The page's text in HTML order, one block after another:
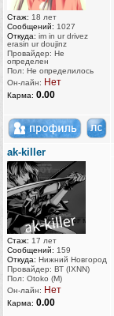
Стаж: 18 лет
Сообщений: 1027
Откуда: im in ur drivez
erasin ur doujinz
Провайдер: Не
определен
Пол: Не определилось
Он-лайн: Нет
Карма: 0.00
ak-killer
Стаж: 17 лет
Сообщений: 159
Откуда: Нижний Новгород
Провайдер: ВТ (IXNN)
Пол: Otoko (M)
Он-лайн: Нет
Карма: 0.00